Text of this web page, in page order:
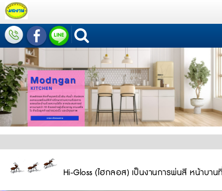
Hi-Gloss (ไฮกลอส) เป็นงานการพ่นสี หน้าบาน